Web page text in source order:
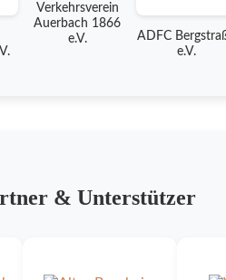
Verkehrsverein
Auerbach 1866
e.V.
ADFC
e.V.
& Unterstützer